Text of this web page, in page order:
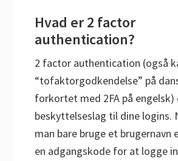
Hvad er 2 factor
authentication?
2 factor authentication (også
“tofaktorgodkendelse” på
forkortet med 2FA på engelsk)
beskyttelseslag til dine logins.
man bare bruge et brugernavn
en adgangskode for at logge